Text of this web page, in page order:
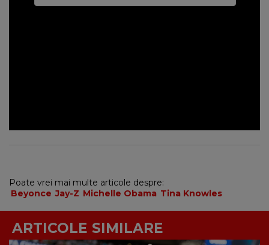
Poate vrei mai multe articole despre:
Beyonce Jay-Z Michelle Obama Tina Knowles
ARTICOLE SIMILARE